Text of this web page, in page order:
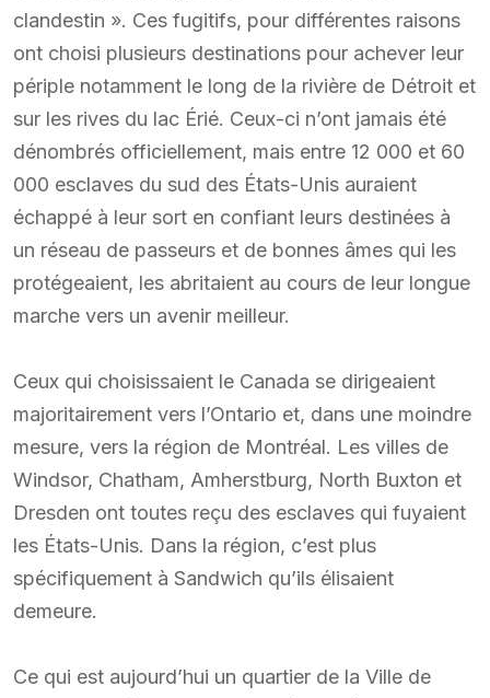
clandestin ». Ces fugitifs, pour différentes raisons
ont choisi plusieurs destinations pour achever leur
périple notamment le long de la rivière de Détroit et
sur les rives du lac Érié. Ceux-ci n’ont jamais été
dénombrés officiellement, mais entre 12 000 et 60
000 esclaves du sud des États-Unis auraient
échappé à leur sort en confiant leurs destinées à
un réseau de passeurs et de bonnes âmes qui les
protégeaient, les abritaient au cours de leur longue
marche vers un avenir meilleur.
Ceux qui choisissaient le Canada se dirigeaient
majoritairement vers l’Ontario et, dans une moindre
mesure, vers la région de Montréal. Les villes de
Windsor, Chatham, Amherstburg, North Buxton et
Dresden ont toutes reçu des esclaves qui fuyaient
les États-Unis. Dans la région, c’est plus
spécifiquement à Sandwich qu’ils élisaient
demeure.
Ce qui est aujourd’hui un quartier de la Ville de